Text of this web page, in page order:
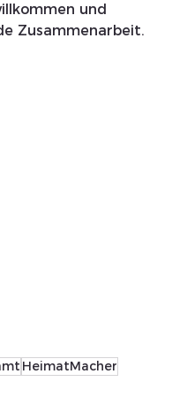
und
Zusammenarbeit.
HeimatMacher